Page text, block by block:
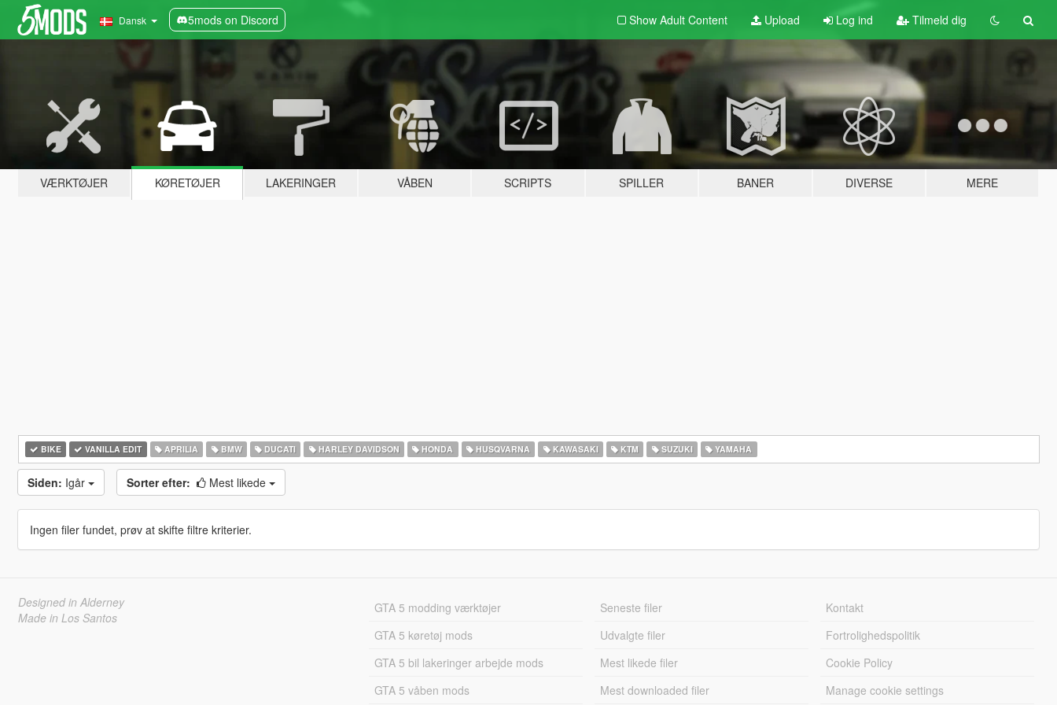
Dansk 5mods on Discord Show Adult Content Upload Log ind Tilmeld dig
VÆRKTØJER KØRETØJER LAKERINGER VÅBEN SCRIPTS SPILLER BANER DIVERSE MERE
BIKE VANILLA EDIT APRILIA BMW DUCATI HARLEY DAVIDSON HONDA HUSQVARNA KAWASAKI KTM SUZUKI YAMAHA
Siden: Igår Sorter efter: Mest likede
Ingen filer fundet, prøv at skifte filtre kriterier.
Designed in Alderney
Made in Los Santos
GTA 5 modding værktøjer
GTA 5 køretøj mods
GTA 5 bil lakeringer arbejde mods
GTA 5 våben mods
Seneste filer
Udvalgte filer
Mest likede filer
Mest downloaded filer
Kontakt
Fortrolighedspolitik
Cookie Policy
Manage cookie settings